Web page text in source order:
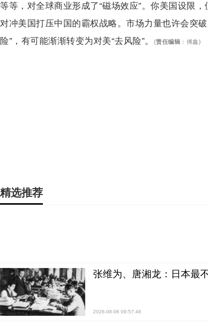
等等，对全球商业形成了“磁场效应”。你美国设限
对冲美国打压中国的霸权战略。市场力量也许会突
险”，有可能渐渐转变为对美“去风险”。
(责任编辑 ： 傅鑫)
精选推荐
张维为、唐湘龙：日本最
2026-08-06 09:57:46